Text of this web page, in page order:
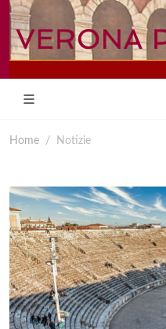
Home Notizie